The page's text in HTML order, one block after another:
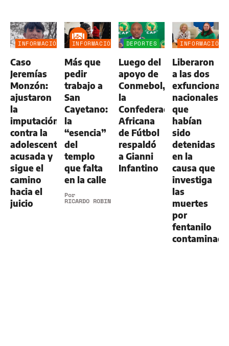
INFORMACIÓN
Caso
Jeremías
Monzón:
ajustaron
la
imputación
contra la
adolescente
acusada y
sigue el
camino
hacia el
juicio
INFORMACIÓN
Más que
pedir
trabajo a
San
Cayetano:
la
“esencia”
del
templo
que falta
en la calle
Por
RICARDO ROBINS
DEPORTES
Luego del
apoyo de
Conmebol,
la
Confederación
Africana
de Fútbol
respaldó
a Gianni
Infantino
INFORMACIÓN
Liberaron
a las dos
nacionales
que
habían
sido
detenidas
en la
causa que
investiga
las
muertes
por
fentanilo
contaminado